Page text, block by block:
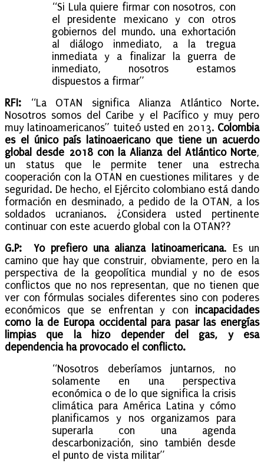
“Si Lula quiere firmar con nosotros, con
el presidente mexicano y con otros
gobiernos del mundo. una exhortación
al diálogo inmediato, a la tregua
inmediata y a finalizar la guerra de
inmediato, nosotros estamos
dispuestos a firmar”
RFI: “La OTAN significa Alianza Atlántico Norte.
Nosotros somos del Caribe y el Pacífico y muy pero
muy latinoamericanos” tuiteó usted en 2013. Colombia
es el único país latinoaericano que tiene un acuerdo
global desde 2018 con la Alianza del Atlántico Norte,
un status que le permite tener una estrecha
cooperación con la OTAN en cuestiones militares y de
seguridad. De hecho, el Ejército colombiano está dando
formación en desminado, a pedido de la OTAN, a los
soldados ucranianos. ¿Considera usted pertinente
continuar con este acuerdo global con la OTAN??
G.P:
Yo prefiero una alianza latinoamericana. Es un
camino que hay que construir, obviamente, pero en la
perspectiva de la geopolítica mundial y no de esos
conflictos que no nos representan, que no tienen que
ver con fórmulas sociales diferentes sino con poderes
económicos que se enfrentan y con incapacidades
como la de Europa occidental para pasar las energías
limpias que la hizo depender del gas, y esa
dependencia ha provocado el conflicto.
“Nosotros deberíamos juntarnos, no
solamente en una perspectiva
económica o de lo que significa la crisis
climática para América Latina y cómo
planificamos y nos organizamos para
superarla con una agenda
descarbonización, sino también desde
el punto de vista militar”